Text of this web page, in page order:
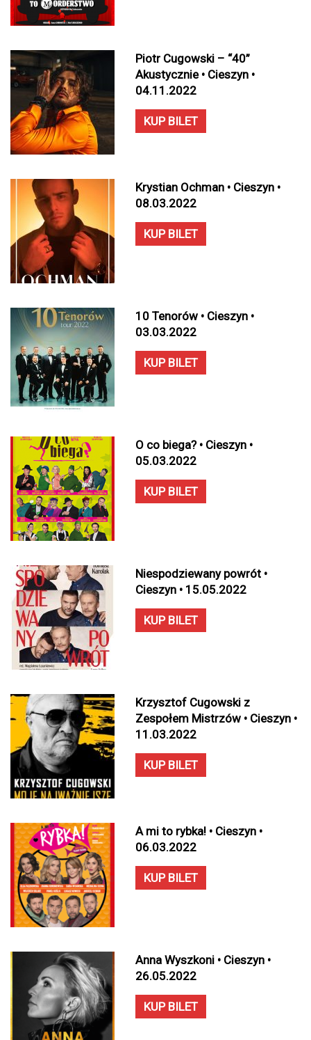
Piotr Cugowski – “40”
Akustycznie • Cieszyn •
04.11.2022
KUP BILET
Krystian Ochman • Cieszyn •
08.03.2022
KUP BILET
10 Tenorów • Cieszyn •
03.03.2022
KUP BILET
O co biega? • Cieszyn •
05.03.2022
KUP BILET
Niespodziewany powrót •
Cieszyn • 15.05.2022
KUP BILET
Krzysztof Cugowski z
Zespołem Mistrzów • Cieszyn •
11.03.2022
KUP BILET
A mi to rybka! • Cieszyn •
06.03.2022
KUP BILET
Anna Wyszkoni • Cieszyn •
26.05.2022
KUP BILET